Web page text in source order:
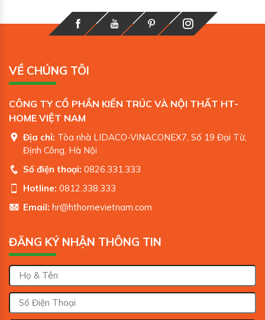
VỀ CHÚNG TÔI
CÔNG TY CỔ PHẦN KIẾN TRÚC VÀ NỘI THẤT HT-
HOME VIỆT NAM
Địa chỉ: Tòa nhà LIDACO-VINACONEX7, Số 19 Đại Từ,
Định Công, Hà Nội
Số điện thoại: 0826.331.333
Hotline: 0812.338.333
Email: hr@hthomevietnam.com
ĐĂNG KÝ NHẬN THÔNG TIN